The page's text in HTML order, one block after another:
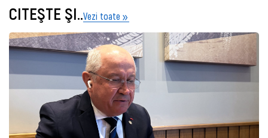
CITEŞTE ŞI..Vezi toate